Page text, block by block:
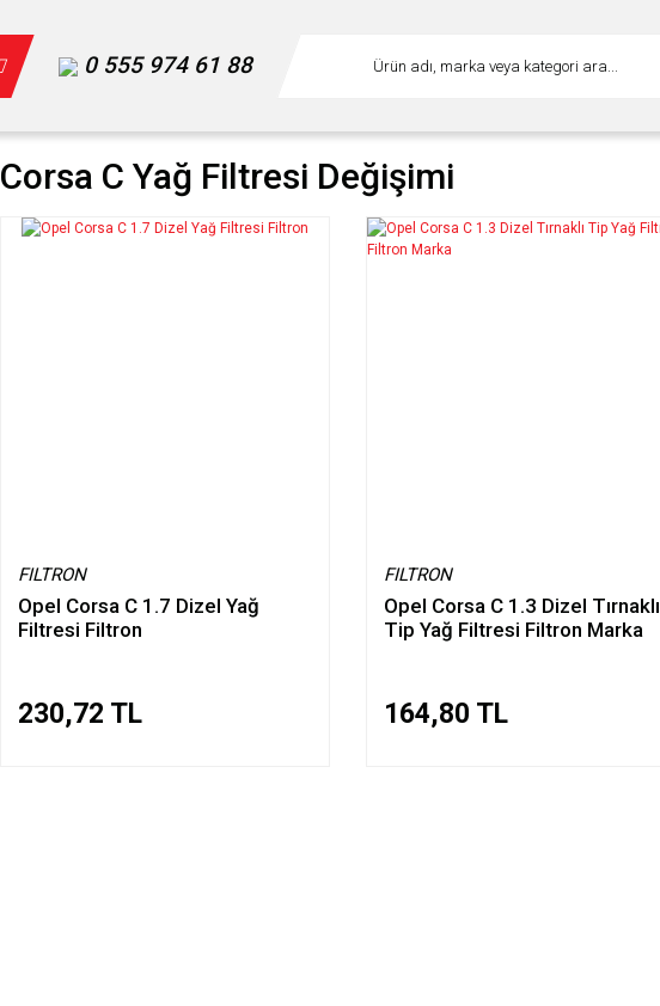
0 555 974 61 88
Corsa C Yağ Filtresi Değişimi
FILTRON
Opel Corsa C 1.7 Dizel Yağ
Filtresi Filtron
230,72 TL
FILTRON
Opel Corsa C 1.3 Dizel Tırnaklı
Tip Yağ Filtresi Filtron Marka
164,80 TL